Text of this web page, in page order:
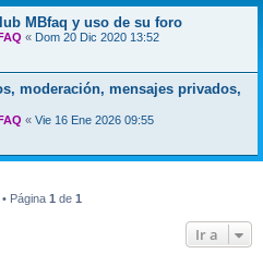
MBfaq y uso de su foro
« Dom 20 Dic 2020 13:52
moderación, mensajes privados,
« Vie 16 Ene 2026 09:55
Página 1 de 1
Ir a